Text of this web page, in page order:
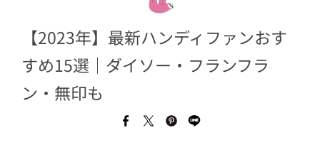
【2023年】最新ハンディファンおす
すめ15選｜ダイソー・フランフラ
ン・無印も